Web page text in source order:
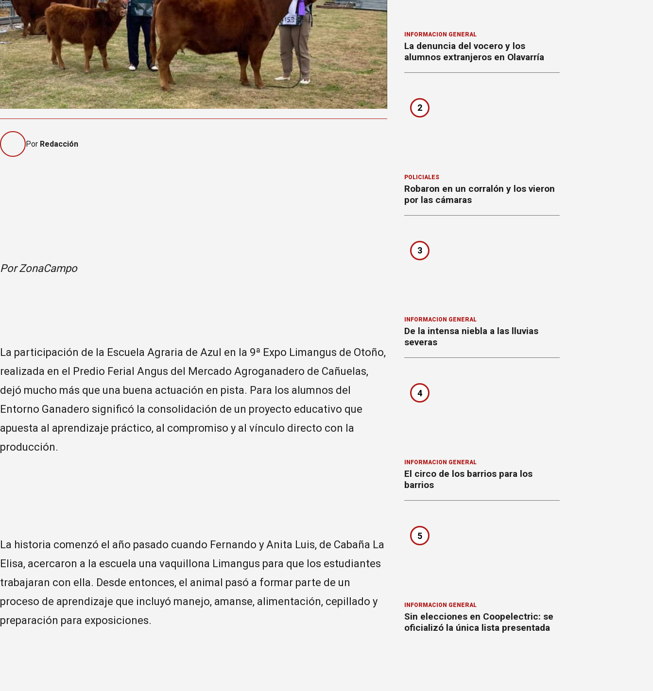
Por Redacción
Por ZonaCampo
La participación de la Escuela Agraria de Azul en la 9ª Expo Limangus de Otoño,
realizada en el Predio Ferial Angus del Mercado Agroganadero de Cañuelas,
dejó mucho más que una buena actuación en pista. Para los alumnos del
Entorno Ganadero significó la consolidación de un proyecto educativo que
apuesta al aprendizaje práctico, al compromiso y al vínculo directo con la
producción.
La historia comenzó el año pasado cuando Fernando y Anita Luis, de Cabaña La
Elisa, acercaron a la escuela una vaquillona Limangus para que los estudiantes
trabajaran con ella. Desde entonces, el animal pasó a formar parte de un
proceso de aprendizaje que incluyó manejo, amanse, alimentación, cepillado y
preparación para exposiciones.
INFORMACION GENERAL
La denuncia del vocero y los
alumnos extranjeros en Olavarría
2
POLICIALES
Robaron en un corralón y los vieron
por las cámaras
3
INFORMACION GENERAL
De la intensa niebla a las lluvias
severas
4
INFORMACION GENERAL
El circo de los barrios para los
barrios
5
INFORMACION GENERAL
Sin elecciones en Coopelectric: se
oficializó la única lista presentada